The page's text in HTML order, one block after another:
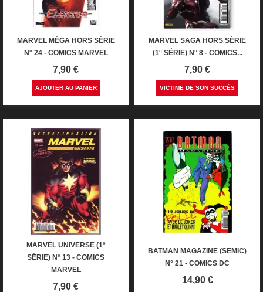
MARVEL MÉGA HORS SÉRIE
N° 24 - COMICS MARVEL
Prix
7,90 €
AJOUTER AU PANIER
MARVEL SAGA HORS SÉRIE
(1° SÉRIE) N° 8 - COMICS...
Prix
7,90 €
VICTIME DE SON SUCCÈS
MARVEL UNIVERSE (1°
SÉRIE) N° 13 - COMICS
MARVEL
Prix
7,90 €
BATMAN MAGAZINE (SEMIC)
N° 21 - COMICS DC
Prix
14,90 €